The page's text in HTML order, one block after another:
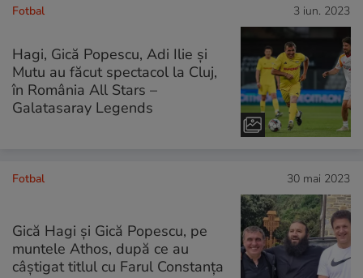
Fotbal 3 iun. 2023
Hagi, Gică Popescu, Adi Ilie și
Mutu au făcut spectacol la Cluj,
în România All Stars –
Galatasaray Legends
Fotbal 30 mai 2023
Gică Hagi și Gică Popescu, pe
muntele Athos, după ce au
câștigat titlul cu Farul Constanța